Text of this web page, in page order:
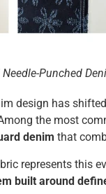
Punched
design has
the most
denim that
represents this
built around